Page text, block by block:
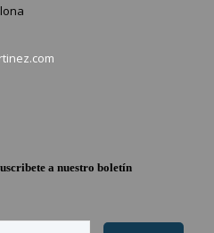
a nuestro boletín